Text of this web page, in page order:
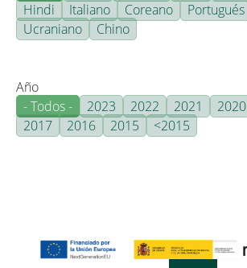
Hindi
Italiano Coreano Portugués
Ucraniano
Chino
Año
- Todos -
2023 2022 2021 2020
2017
2016 2015 <2015